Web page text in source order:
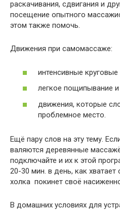
раскачивания, сдвигания и
посещение опытного
этом также помочь.
Движения при самомассаже:
интенсивные
легкое пощипывание
движения, которые
проблемное место.
Ещё пару слов на эту тему.
валяются деревянные
подключайте и их к этой
20-30 мин. в день, как хватает
холка покинет своё
В домашних условиях для